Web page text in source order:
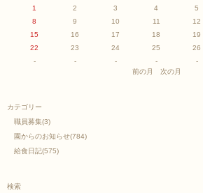
1
2 3 4 5
8
9 10 11 12
15
16 17 18 19
22
23 24 25 26
-
- - - -
前の月
次の月
カテゴリー
職員募集(3)
園からのお知らせ(784)
給食日記(575)
検索